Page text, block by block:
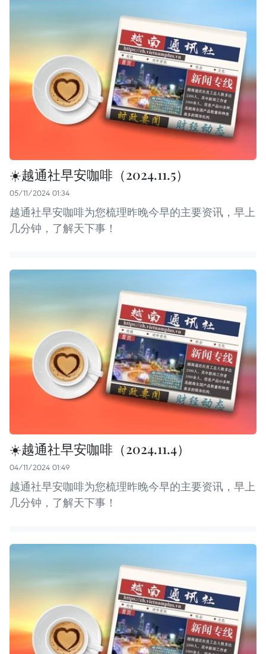
☀️越通社早安咖啡（2024.11.5）
05/11/2024 01:34
越通社早安咖啡为您梳理昨晚今早的主要资讯，早上
几分钟，了解天下事！
☀️越通社早安咖啡（2024.11.4）
04/11/2024 01:49
越通社早安咖啡为您梳理昨晚今早的主要资讯，早上
几分钟，了解天下事！